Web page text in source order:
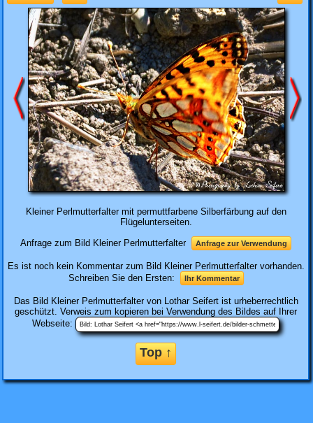
Kleiner Perlmutterfalter mit permuttfarbene Silberfärbung auf den
Flügelunterseiten.
Anfrage zum Bild Kleiner Perlmutterfalter
Anfrage zur Verwendung
Es ist noch kein Kommentar zum Bild Kleiner Perlmutterfalter vorhanden.
Schreiben Sie den Ersten:
Ihr Kommentar
Das Bild Kleiner Perlmutterfaltervon Lothar Seifert ist urheberrechtlich
geschützt. Verweis zum kopieren bei Verwendung des Bildes auf Ihrer
Webseite:
Top ↑